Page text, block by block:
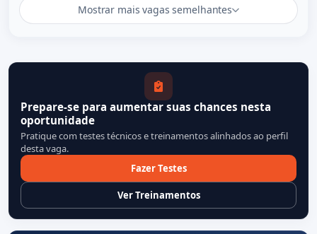
Mostrar mais vagas semelhantes
Prepare-se para aumentar suas chances nesta
oportunidade
Pratique com testes técnicos e treinamentos alinhados ao perfil
desta vaga.
Fazer Testes
Ver Treinamentos